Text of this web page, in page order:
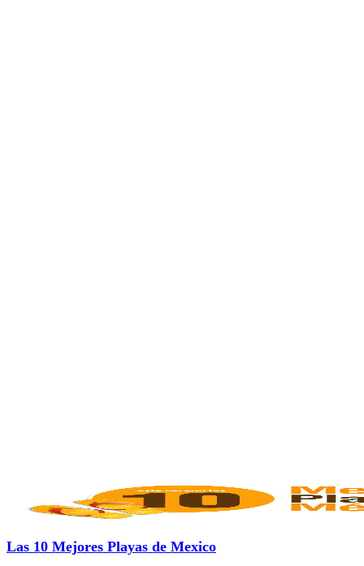
Las 10 Mejores Playas de Mexico